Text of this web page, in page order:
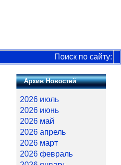
Поиск по сайту:
Архив Новостей
2026 июль
2026 июнь
2026 май
2026 апрель
2026 март
2026 февраль